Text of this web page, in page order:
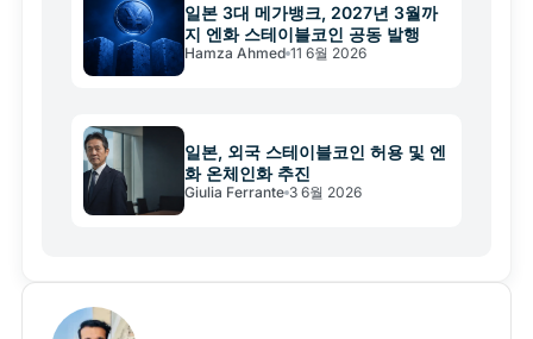
일본 3대 메가뱅크, 2027년 3월까
지 엔화 스테이블코인 공동 발행
Hamza Ahmed 11 6월 2026
일본, 외국 스테이블코인 허용 및 엔
화 온체인화 추진
Giulia Ferrante 3 6월 2026